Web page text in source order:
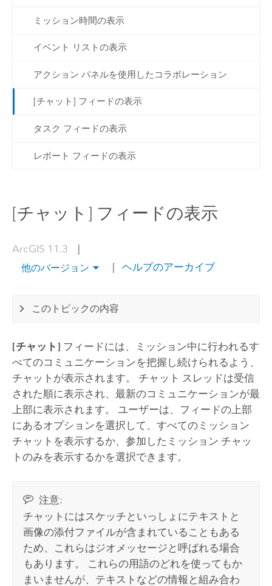
ミッション時間の表示
イベント リストの表示
アクション パネルを使用したコラボレーション
[チャット] フィードの表示
タスク フィードの表示
レポート フィードの表示
[チャット] フィードの表示
ArcGIS 11.3
他のバージョン ヘルプのアーカイブ
このトピックの内容
[チャット] フィードには、ミッション中に行われるす
べてのコミュニケーションを把握し続けられるよう、
チャットが表示されます。 チャット スレッドは受信
された順に表示され、最新のコミュニケーションが最
上部に表示されます。 ユーザーは、フィードの上部
にあるオプションを選択して、すべてのミッション
チャットを表示するか、参加したミッション チャッ
トのみを表示するかを選択できます。
注意:
チャットにはスケッチといっしょにテキストと
画像の添付ファイルが含まれていることもある
ため、これらはジオメッセージと呼ばれる場合
もあります。 これらの用語のどれを使ってもか
まいませんが、テキストなどの情報と組み合わ